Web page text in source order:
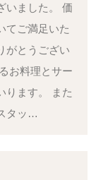
いました。 価
てご満足いた
がとうござい
お料理とサー
ります。 また
タッ…